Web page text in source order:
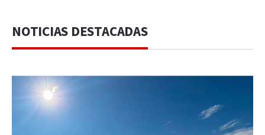
NOTICIAS DESTACADAS